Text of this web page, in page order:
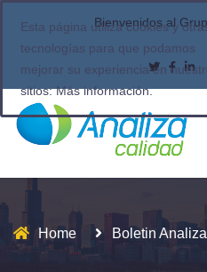
Bienvenidos al
Home Boletin
Esta página utiliza cookies y
tecnologías para que podamos
mejorar su experiencia en
sitios:Más información.